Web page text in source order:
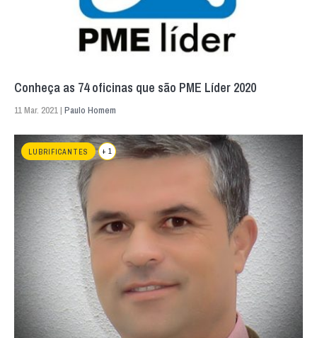
Conheça as 74 oficinas que são PME Líder 2020
11 Mar. 2021 | Paulo Homem
LUBRIFICANTES + 1